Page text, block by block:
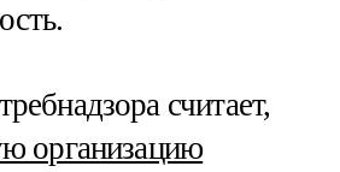
считает,
организацию